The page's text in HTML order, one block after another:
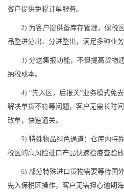
客户提供免税订单服务。
2) 为客户提供备库存管理，保税
品整进分出、分进整出，满足多种业务
3) 分送集报功能，不但提高货物
纳税成本。
4) “先入区，后报关”业务模式免
解决单货不符等问题，客户无需长时
改单，快速通关。
5) 特殊物品绿色通道：仓库内特
税区的高风险进口产品快速检疫查验放
6) 部分特殊进口货物需要等待国
先入保税区操作，客户无需担心逾期